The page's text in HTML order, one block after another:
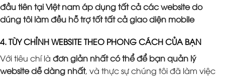
đầu tiên tại Việt nam áp dụng tất cả các website do
dúng tôi làm đều hỗ trợ tốt tất cả giao diện mobile
4. TÙY CHỈNH WEBSITE THEO PHONG CÁCH CỦA BẠN
Với tiêu chí là đơn giản nhất có thể để bạn quản lý
website dễ dàng nhất, và thực sự chúng tôi đã làm việc